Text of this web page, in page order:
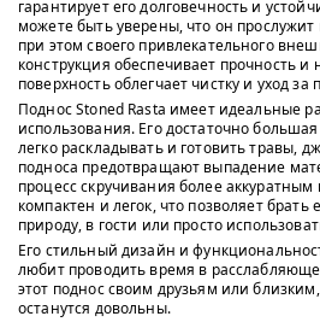
гарантирует его долговечность и
можете быть уверены, что он прослужит
при этом своего привлекательного
конструкция обеспечивает прочность и
поверхность облегчает чистку и уход за
Поднос Stoned Rasta имеет идеальные
использования. Его достаточно
легко раскладывать и готовить травы,
подноса предотвращают выпадение
процесс скручивания более
компактен и легок, что позволяет брать
природу, в гости или просто
Его стильный дизайн и
любит проводить время в
этот поднос своим друзьям или
останутся довольны.